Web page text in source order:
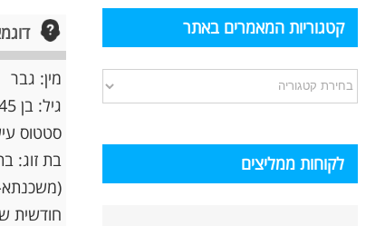
מין: גבר
גיל: בן 45
סטטוס
חודשית של כ -200 ₪ בחברת ביטוח א'
קטגוריות המאמרים באתר
קטגוריות
המאמרים
לקוחות ממליצים